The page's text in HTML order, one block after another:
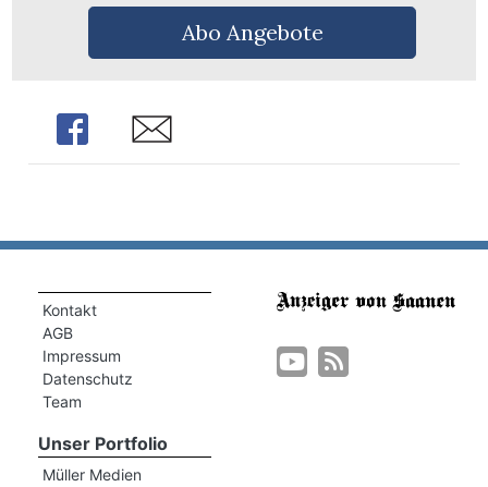
Abo Angebote
Share Share
Kontakt
AGB
Impressum
Datenschutz
Team
Unser Portfolio
Müller Medien